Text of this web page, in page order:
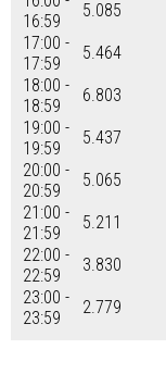
16:59
5.085
17:00 -
17:59
5.464
18:00 -
18:59
6.803
19:00 -
19:59
5.437
20:00 -
20:59
5.065
21:00 -
21:59
5.211
22:00 -
22:59
3.830
23:00 -
23:59
2.779